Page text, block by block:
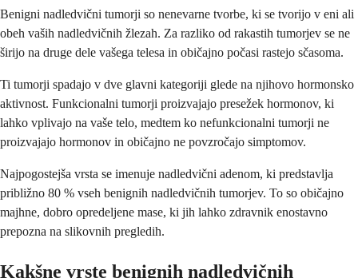
Benigni nadledvični tumorji so nenevarne tvorbe, ki se tvorijo v eni ali
obeh vaših nadledvičnih žlezah. Za razliko od rakastih tumorjev se ne
širijo na druge dele vašega telesa in običajno počasi rastejo sčasoma.
Ti tumorji spadajo v dve glavni kategoriji glede na njihovo hormonsko
aktivnost. Funkcionalni tumorji proizvajajo presežek hormonov, ki
lahko vplivajo na vaše telo, medtem ko nefunkcionalni tumorji ne
proizvajajo hormonov in običajno ne povzročajo simptomov.
Najpogostejša vrsta se imenuje nadledvični adenom, ki predstavlja
približno 80 % vseh benignih nadledvičnih tumorjev. To so običajno
majhne, dobro opredeljene mase, ki jih lahko zdravnik enostavno
prepozna na slikovnih pregledih.
Kakšne vrste benignih nadledvičnih